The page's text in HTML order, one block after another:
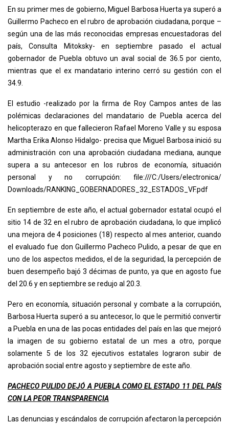
En su primer mes de gobierno, Miguel Barbosa Huerta ya superó a
Guillermo Pacheco en el rubro de aprobación ciudadana, porque –
según una de las más reconocidas empresas encuestadoras del
país, Consulta Mitoksky- en septiembre pasado el actual
gobernador de Puebla obtuvo un aval social de 36.5 por ciento,
mientras que el ex mandatario interino cerró su gestión con el
34.9.
El estudio -realizado por la firma de Roy Campos antes de las
polémicas declaraciones del mandatario de Puebla acerca del
helicopterazo en que fallecieron Rafael Moreno Valle y su esposa
Martha Erika Alonso Hidalgo- precisa que Miguel Barbosa inició su
administración con una aprobación ciudadana mediana, aunque
supera a su antecesor en los rubros de economía, situación
personal y no corrupción: file:///C:/Users/electronica/
Downloads/RANKING_ GOBERNADORES_32_ESTADOS_VF.pdf
En septiembre de este año, el actual gobernador estatal ocupó el
sitio 14 de 32 en el rubro de aprobación ciudadana, lo que implicó
una mejora de 4 posiciones (18) respecto al mes anterior, cuando
el evaluado fue don Guillermo Pacheco Pulido, a pesar de que en
uno de los aspectos medidos, el de la seguridad, la percepción de
buen desempeño bajó 3 décimas de punto, ya que en agosto fue
del 20.6 y en septiembre se redujo al 20.3.
Pero en economía, situación personal y combate a la corrupción,
Barbosa Huerta superó a su antecesor, lo que le permitió convertir
a Puebla en una de las pocas entidades del país en las que mejoró
la imagen de su gobierno estatal de un mes a otro, porque
solamente 5 de los 32 ejecutivos estatales lograron subir de
aprobación social entre agosto y septiembre de este año.
PACHECO PULIDO DEJÓ A PUEBLA COMO EL ESTADO 11 DEL PAÍS
CON LA PEOR TRANSPARENCIA
Las denuncias y escándalos de corrupción afectaron la percepción